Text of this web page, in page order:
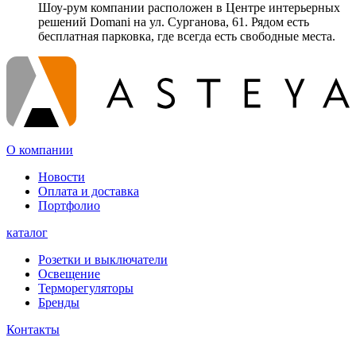
Шоу-рум компании расположен в Центре интерьерных
решений Domani на ул. Сурганова, 61. Рядом есть
бесплатная парковка, где всегда есть свободные места.
О компании
Новости
Оплата и доставка
Портфолио
каталог
Розетки и выключатели
Освещение
Терморегуляторы
Бренды
Контакты